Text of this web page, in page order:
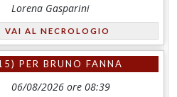
Lorena Gasparini
VAI AL NECROLOGIO
PER BRUNO FANNA
06/08/2026 ore 08:39